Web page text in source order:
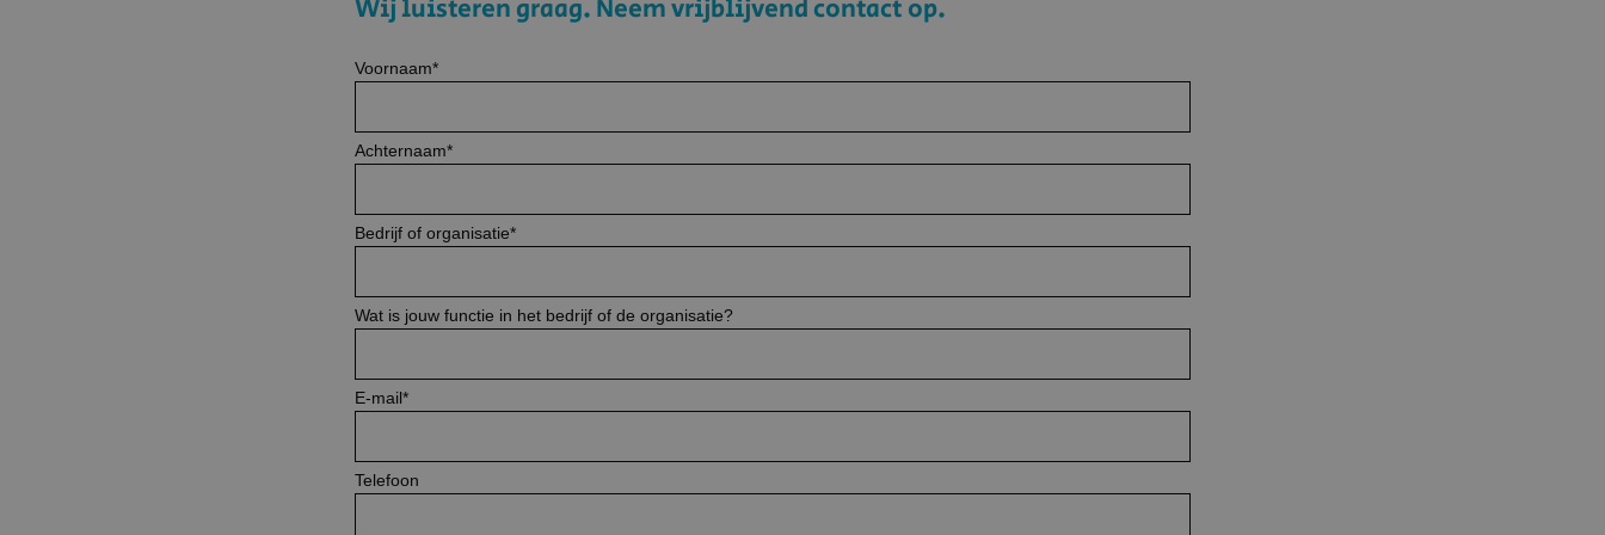
Wij luisteren graag. Neem vrijblijvend contact op.
Voornaam*
Achternaam*
Bedrijf of organisatie*
Wat is jouw functie in het bedrijf of de organisatie?
E-mail*
Telefoon